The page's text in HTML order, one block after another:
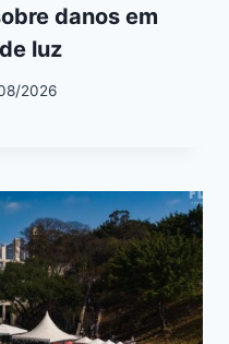
danos em
luz
2026